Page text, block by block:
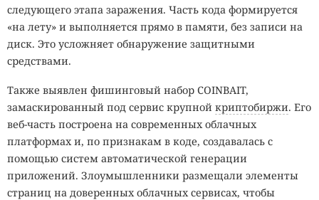
следующего этапа заражения. Часть кода формируется
«на лету» и выполняется прямо в памяти, без записи на
диск. Это усложняет обнаружение защитными
средствами.
Также выявлен фишинговый набор COINBAIT,
замаскированный под сервис крупной криптобиржи. Его
веб-часть построена на современных облачных
платформах и, по признакам в коде, создавалась с
помощью систем автоматической генерации
приложений. Злоумышленники размещали элементы
страниц на доверенных облачных сервисах, чтобы